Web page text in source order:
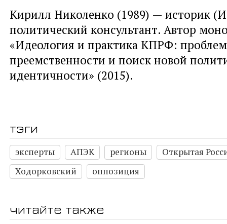
Кирилл Николенко (1989) — историк
политический консультант. Автор
«Идеология и практика КПРФ:
преемственности и поиск новой
идентичности» (2015).
тэги
эксперты АПЭК регионы
Открытая
Ходорковский
оппозиция
читайте также